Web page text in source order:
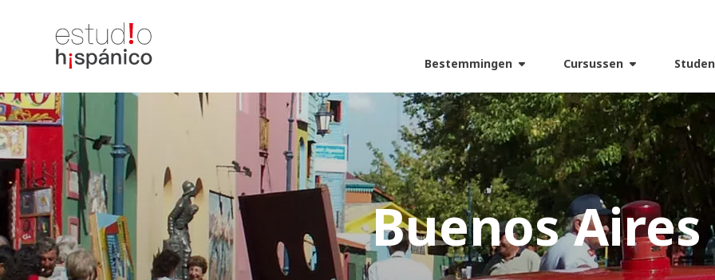
Bestemmingen Cursussen
Buenos Aires